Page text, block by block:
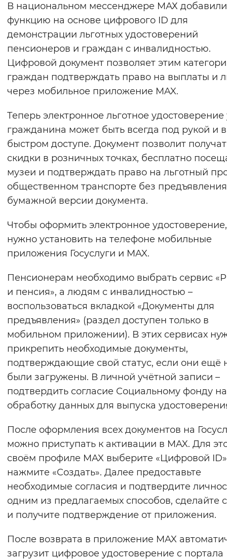
Включены Выключены
Воспроизвести Остановить
В национальном мессенджере MАХ добавили
функцию на основе цифрового ID для
демонстрации льготных удостоверений
пенсионеров и граждан с инвалидностью.
Цифровой документ позволяет этим
граждан подтверждать право на выплаты и
через мобильное приложение MAX.
Теперь электронное льготное удостоверение
гражданина может быть всегда под рукой и в
быстром доступе. Документ позволит
скидки в розничных точках, бесплатно
музеи и подтверждать право на льготный
общественном транспорте без предъявления
бумажной версии документа.
Чтобы оформить электронное удостоверение,
нужно установить на телефоне мобильные
приложения Госуслуги и MAX.
Пенсионерам необходимо выбрать сервис
и пенсия», а людям с инвалидностью –
воспользоваться вкладкой «Документы для
предъявления» (раздел доступен только в
мобильном приложении). В этих сервисах
прикрепить необходимые документы,
подтверждающие свой статус, если они ещё
были загружены. В личной учётной записи –
подтвердить согласие Социальному фонду на
обработку данных для выпуска
После оформления всех документов на
можно приступать к активации в MAX. Для
своём профиле MAX выберите «Цифровой
нажмите «Создать». Далее предоставьте
необходимые согласия и подтвердите
одним из предлагаемых способов, сделайте
и получите подтверждение от приложения.
После возврата в приложение MAX
загрузит цифровое удостоверение с портала